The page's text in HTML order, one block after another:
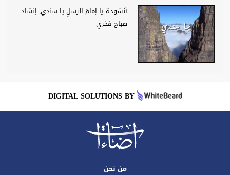
أنشودة يا إمامَ الرسلِ يا سندي, إنشاد
صباح فخري
DIGITAL SOLUTIONS BY
من نحن